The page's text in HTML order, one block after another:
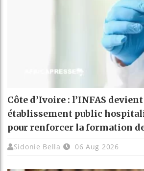
Côte d’Ivoire : l’INFAS
établissement public
pour renforcer la formation
Sidonie Bella 06 Aug 2026